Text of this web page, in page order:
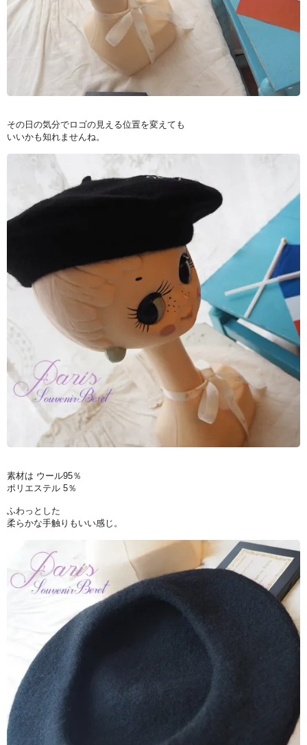
その日の気分でロゴの見える位置を変えても
いいかも知れませんね。
素材は ウール95％
ポリエステル 5％
ふわっとした
柔らかな手触りもいい感じ。